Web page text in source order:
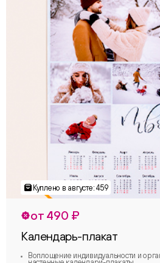
от 490 ₽
Календарь-плакат
Воплощение индивидуальности и